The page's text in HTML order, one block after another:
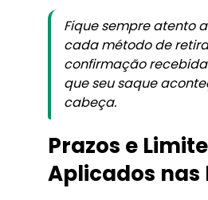
Fique sempre atento
cada método de
confirmação
que seu saque
cabeça.
Prazos e
Aplicados nas